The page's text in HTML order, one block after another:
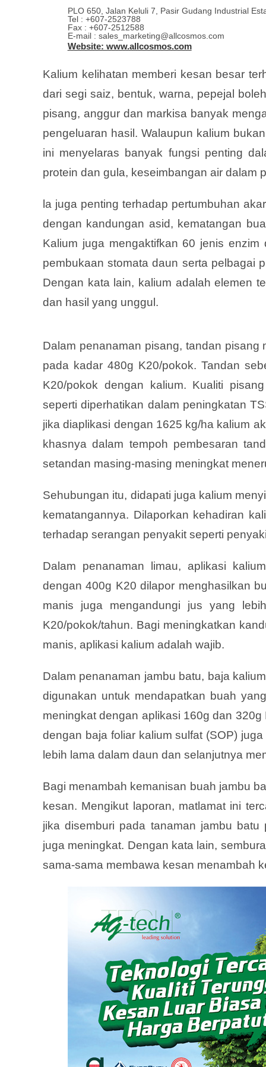
PLO 650, Jalan Keluli 7, Pasir Gudang Industrial
Tel : +607-2523788
Fax : +607-2512588
E-mail : sales_marketing@allcosmos.com
Website: www.allcosmos.com
Kalium kelihatan memberi kesan besar
dari segi saiz, bentuk, warna, pepejal
pisang, anggur dan markisa banyak
pengeluaran hasil. Walaupun kalium
ini menyelaras banyak fungsi penting
protein dan gula, keseimbangan air dalam
la juga penting terhadap pertumbuhan
dengan kandungan asid, kematangan
Kalium juga mengaktifkan 60 jenis enzim
pembukaan stomata daun serta pelbagai
Dengan kata lain, kalium adalah elemen
dan hasil yang unggul.
Dalam penanaman pisang, tandan
pada kadar 480g K20/pokok. Tandan
K20/pokok dengan kalium. Kualiti
seperti diperhatikan dalam peningkatan
jika diaplikasi dengan 1625 kg/ha kalium
khasnya dalam tempoh pembesaran
setandan masing-masing meningkat
Sehubungan itu, didapati juga kalium
kematangannya. Dilaporkan kehadiran
terhadap serangan penyakit seperti
Dalam penanaman limau, aplikasi
dengan 400g K20 dilapor menghasilkan
manis juga mengandungi jus yang
K20/pokok/tahun. Bagi meningkatkan
manis, aplikasi kalium adalah wajib.
Dalam penanaman jambu batu, baja
digunakan untuk mendapatkan buah
meningkat dengan aplikasi 160g dan
dengan baja foliar kalium sulfat (SOP)
lebih lama dalam daun dan selanjutnya
Bagi menambah kemanisan buah jambu
kesan. Mengikut laporan, matlamat ini
jika disemburi pada tanaman jambu
juga meningkat. Dengan kata lain,
sama-sama membawa kesan menambah